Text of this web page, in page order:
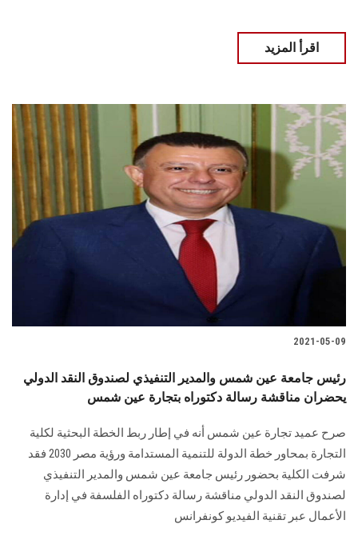
اقرأ المزيد
2021-05-09
رئيس جامعة عين شمس والمدير التنفيذي لصندوق النقد الدولي
يحضران مناقشة رسالة دكتوراه بتجارة عين شمس
صرح عميد تجارة عين شمس أنه في إطار ربط الخطة البحثية لكلية
التجارة بمحاور خطة الدولة للتنمية المستدامة ورؤية مصر 2030 فقد
شرفت الكلية بحضور رئيس جامعة عين شمس والمدير التنفيذي
لصندوق النقد الدولي مناقشة رسالة دكتوراه الفلسفة في إدارة
الأعمال عبر تقنية الفيديو كونفرانس